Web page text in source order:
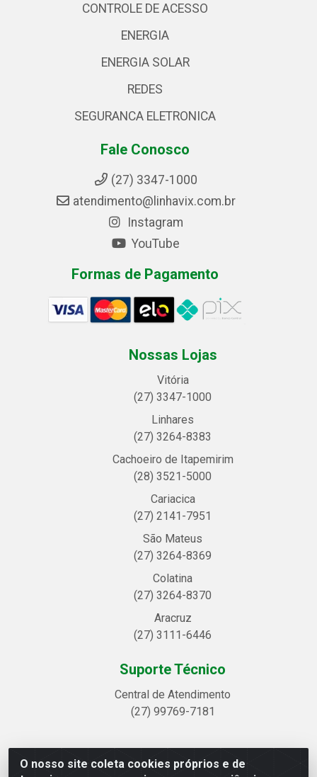
O nosso site coleta cookies próprios e de
CONTROLE DE ACESSO
ENERGIA
ENERGIA SOLAR
REDES
SEGURANCA ELETRONICA
Fale Conosco
(27) 3347-1000
atendimento@linhavix.com.br
Instagram
YouTube
Formas de Pagamento
Nossas Lojas
Vitória
(27) 3347-1000
Linhares
(27) 3264-8383
Cachoeiro de Itapemirim
(28) 3521-5000
Cariacica
(27) 2141-7951
São Mateus
(27) 3264-8369
Colatina
(27) 3264-8370
Aracruz
(27) 3111-6446
Suporte Técnico
Central de Atendimento
(27) 99769-7181
Linhavix Distribuidora LTDA - Avenida Alegre, 2521 -